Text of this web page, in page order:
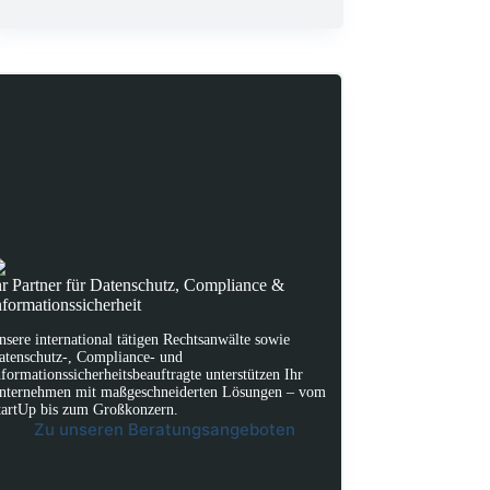
Partner für Datenschutz, Compliance &
international tätigen Rechtsanwälte sowie
, Compliance- und
unterstützen Ihr
mit maßgeschneiderten Lösungen – vom
bis zum Großkonzern.
Zu unseren Beratungsangeboten